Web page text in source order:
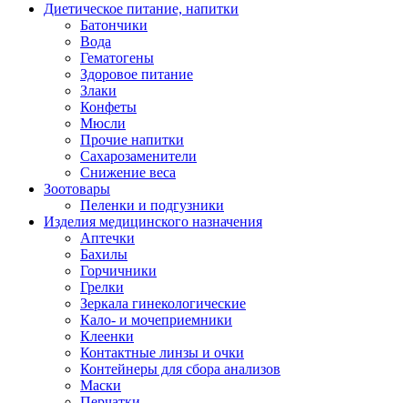
Диетическое питание, напитки
Батончики
Вода
Гематогены
Здоровое питание
Злаки
Конфеты
Мюсли
Прочие напитки
Сахарозаменители
Снижение веса
Зоотовары
Пеленки и подгузники
Изделия медицинского назначения
Аптечки
Бахилы
Горчичники
Грелки
Зеркала гинекологические
Кало- и мочеприемники
Клеенки
Контактные линзы и очки
Контейнеры для сбора анализов
Маски